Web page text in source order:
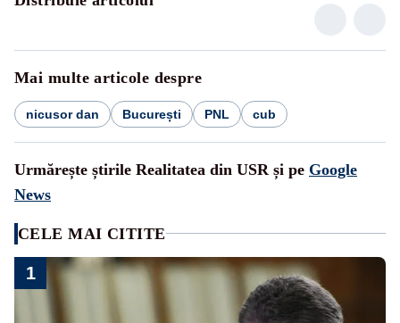
Mai multe articole despre
nicusor dan București PNL cub
Urmărește știrile Realitatea din USR și pe Google
News
CELE MAI CITITE
1